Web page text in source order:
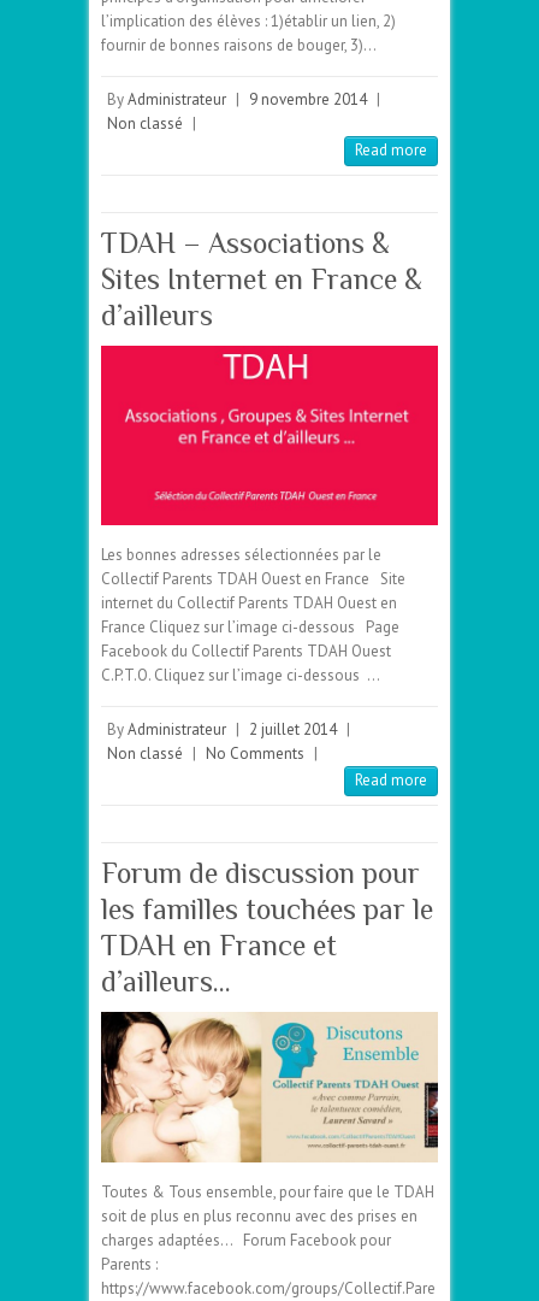
l’implication des élèves : 1)établir un lien, 2)
fournir de bonnes raisons de bouger, 3)…
ByAdministrateur | 9 novembre 2014 |
Non classé |
Read more
TDAH – Associations &
Sites Internet en France &
d’ailleurs
Les bonnes adresses sélectionnées par le
Collectif Parents TDAH Ouest en France Site
internet du Collectif Parents TDAH Ouest en
France Cliquez sur l’image ci-dessous Page
Facebook du Collectif Parents TDAH Ouest
C.P.T.O. Cliquez sur l’image ci-dessous …
ByAdministrateur | 2 juillet 2014 |
Non classé | No Comments |
Read more
Forum de discussion pour
les familles touchées par le
TDAH en France et
d’ailleurs…
Toutes & Tous ensemble, pour faire que le TDAH
soit de plus en plus reconnu avec des prises en
charges adaptées… Forum Facebook pour
Parents :
https://www.facebook.com/groups/Collectif.Pare